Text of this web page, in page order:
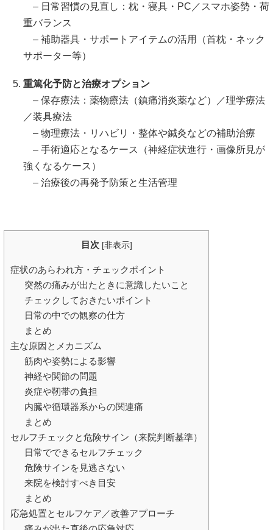
– 日常習慣の見直し：枕・寝具・PC／スマホ姿勢・荷
重バランス
– 補助器具・サポートアイテムの活用（首枕・ネック
サポーター等）
重篤化予防と治療オプション
– 保存療法：薬物療法（鎮痛消炎薬など）／理学療法
／装具療法
– 物理療法・リハビリ・整体や鍼灸などの補助治療
– 手術適応となるケース（神経症状進行・画像所見が
強くなるケース）
– 治療後の再発予防策と生活管理
目次 [非表示]
症状のあらわれ方・チェックポイント
突然の痛みが出たときに意識したいこと
チェックしておきたいポイント
日常の中での観察の仕方
まとめ
主な原因とメカニズム
筋肉や姿勢による影響
神経や関節の問題
炎症や靭帯の負担
内臓や循環器系からの関連痛
まとめ
セルフチェックと危険サイン（来院判断基準）
日常でできるセルフチェック
危険サインを見逃さない
来院を検討すべき目安
まとめ
応急処置とセルフケア／改善アプローチ